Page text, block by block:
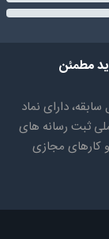
مطمئن
از 5 سال سابقه، دارای نماد
ثبت رسانه های
کارهای مجازی